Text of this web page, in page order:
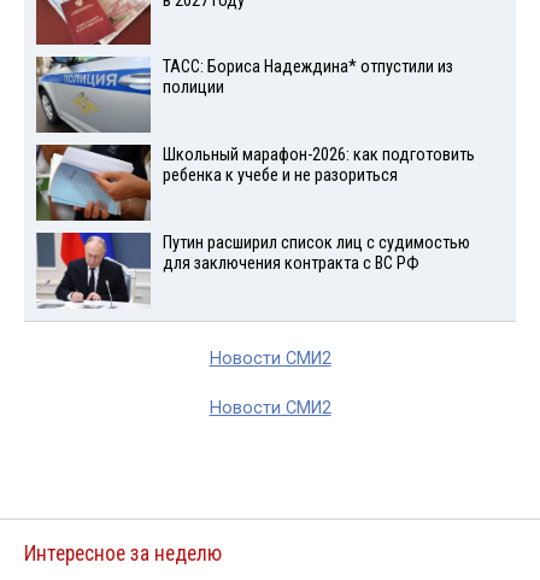
ТАСС: Бориса Надеждина* отпустили из
полиции
Школьный марафон-2026: как подготовить
ребенка к учебе и не разориться
Путин расширил список лиц с судимостью
для заключения контракта с ВС РФ
Новости СМИ2
Новости СМИ2
Интересное за неделю